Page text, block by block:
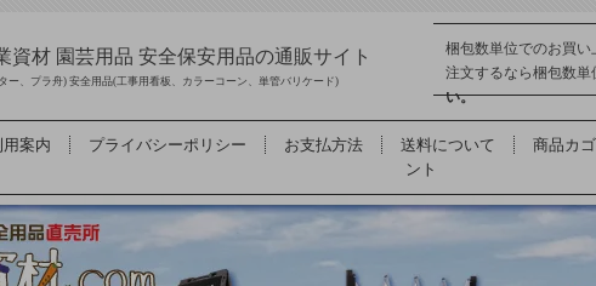
資材 園芸用品 安全保安用品の通販サイト
ー、プラ舟) 安全用品(工事用看板、カラーコーン、単管バリケード)
梱包数単位でのお買
注文するなら梱包数
い。
用案内 プライバシーポリシー お支払方法 送料について 商品カゴ
ント